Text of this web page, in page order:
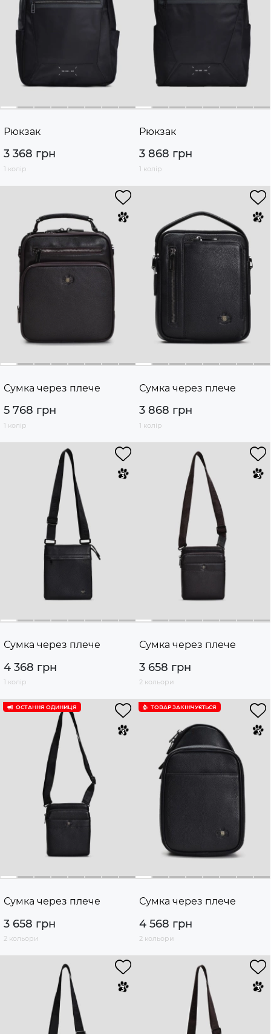
Рюкзак
3 368 грн
1 колір
Рюкзак
3 868 грн
1 колір
Сумка через плече
5 768 грн
1 колір
Сумка через плече
3 868 грн
1 колір
Сумка через плече
4 368 грн
1 колір
Сумка через плече
3 658 грн
2 кольори
ОСТАННЯ ОДИНИЦЯ
Сумка через плече
3 658 грн
2 кольори
ТОВАР ЗАКІНЧУЄTЬСЯ
Сумка через плече
4 568 грн
2 кольори